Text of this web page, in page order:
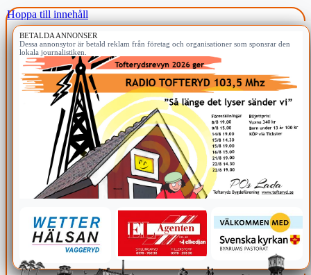
Hoppa till innehåll
BETALDA ANNONSER
Dessa annonsytor är betald reklam från företag och organisationer som sponsrar den
lokala journalistiken.